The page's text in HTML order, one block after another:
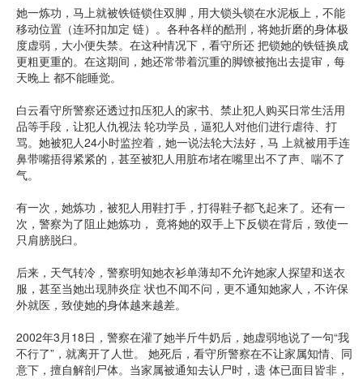
她一炼功，马上就被铁链锁住双脚，用大锁头锁在水泥板上，不能
移动位置（连环扣加定 链）。各种各样的酷刑，将她折磨的身体极
度虚弱，大小便失禁。在这种情况下，看守所还 把锁她的铁链换成
更粗更重的。在这期间，她还常带着沉重的脚镣被拖出去提审，每
天晚上 都不能睡觉。
白云看守所警察还透过扣压犯人的家书、禁止犯人购买日常生活用
品等手段，让犯人仇视法 轮功学员，逼犯人对他们进行虐待、打
骂。她被犯人24小时监控着，她一说法轮大法好，马 上就被用手连
鼻带嘴捂得紧紧的，甚至被犯人用脏布堵在嘴里出不了声、喘不了
气。
有一次，她炼功，被犯人用鞋打手，打得鞋子都飞起来了。还有一
次，警察为了阻止她炼功， 竟将她的双手上下反锁在背后，致使一
只肩膀脱臼。
后来，天气转冷，警察明知她衣衫单薄却不允许她家人探望和送衣
服，甚至当她出现肺炎症 状也不闻不问，更不通知她家人，不许保
外就医，致使她的身体越来越差。
2002年3月18日，警察在灌了她半斤牛奶后，她虚弱地说了一句“我
不行了”，就离开了人世。 她死后，看守所警察在不让家属知情、同
意下，擅自解剖尸体。当家属被通知去认尸时，遗 体已面目皆非，